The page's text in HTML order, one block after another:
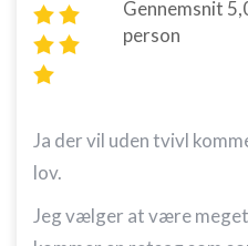
Gennemsnit
person
Ja der vil uden tvivl
lov.
Jeg vælger at være